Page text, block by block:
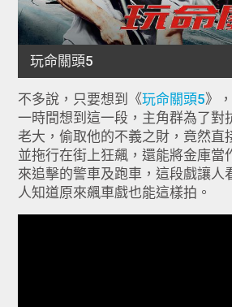
不多說，只要想到《玩命關頭5》
一時間想到這一段，主角群為了對
老大，偷取他的不義之財，竟然直
並拖行在街上狂飆，還能將金庫當
來追擊的警車及跑車，這段戲讓人
人知道原來飆車戲也能這樣拍。